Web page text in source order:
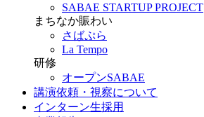
SABAE STARTUP PROJECT
まちなか賑わい
さばぷら
La Tempo
研修
オープンSABAE
講演依頼・視察について
インターン生採用